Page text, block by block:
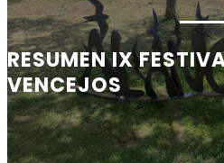
RESUMEN IX
VENCEJOS